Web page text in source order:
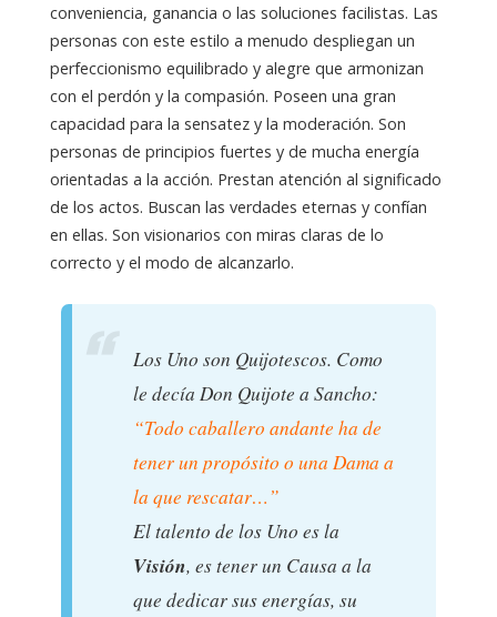
conveniencia, ganancia o las soluciones facilistas. Las
personas con este estilo a menudo despliegan un
perfeccionismo equilibrado y alegre que armonizan
con el perdón y la compasión. Poseen una gran
capacidad para la sensatez y la moderación. Son
personas de principios fuertes y de mucha energía
orientadas a la acción. Prestan atención al significado
de los actos. Buscan las verdades eternas y confían
en ellas. Son visionarios con miras claras de lo
correcto y el modo de alcanzarlo.
Los Uno son Quijotescos. Como
le decía Don Quijote a Sancho:
“Todo caballero andante ha de
tener un propósito o una Dama a
la que rescatar…”
El talento de los Uno es la
Visión, es tener un Causa a la
que dedicar sus energías, su